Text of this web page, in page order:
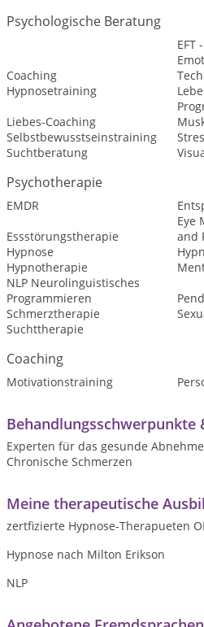
Psychologische Beratung
Coaching
EFT
Hypnosetraining
Liebes-Coaching
Selbstbewusstseinstraining
Suchtberatung
Psychotherapie
EMDR
Essstörungstherapie
Eye
and
Hypnose
Hypnotherapie
NLP Neurolinguistisches
Programmieren
Schmerztherapie
Suchttherapie
Coaching
Motivationstraining
Behandlungsschwerpunkte
Experten für das gesunde
Chronische Schmerzen
Meine therapeutische
zertfizierte Hypnose-Therapueten
Hypnose nach Milton Erikson
NLP